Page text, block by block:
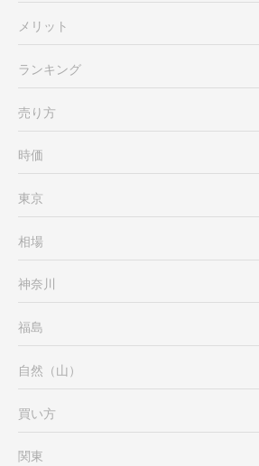
メリット
ランキング
売り方
時価
東京
相場
神奈川
福島
自然（山）
買い方
関東